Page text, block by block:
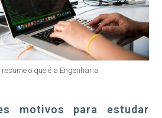
o que é a Engenharia
motivos para estudar